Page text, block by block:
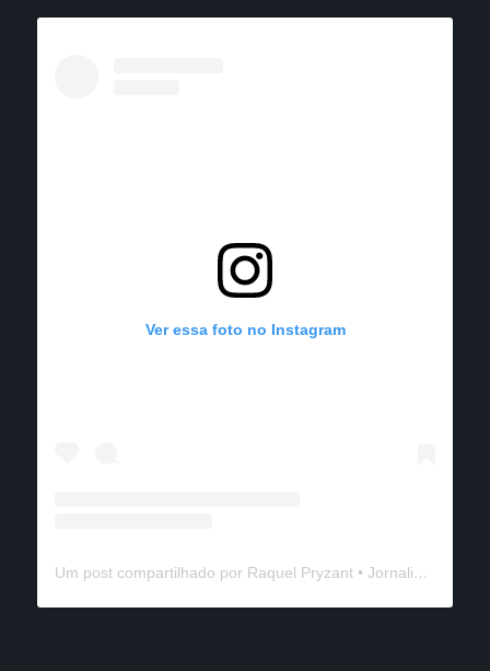
Ver essa foto no Instagram
Um post compartilhado por Raquel Pryzant • Jornalismo de Viagem (@solanomundo)